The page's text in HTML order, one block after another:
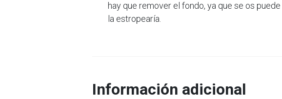
hay que remover el fondo, ya que se os
la estropearía.
Información adicional